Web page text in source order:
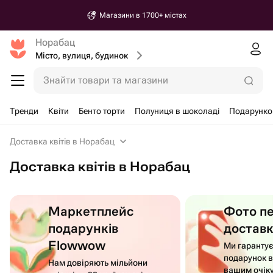
Магазини в 1700+ містах
Норабац
Місто, вулиця, будинок
Знайти товари та магазини
Тренди Квіти Бенто торти Полуниця в шоколаді
Доставка квітів в Норабац
Доставка квітів в Норабац
Маркетплейс
подарунків
Flowwow
Нам довіряють мільйони
Фото
Ми
подарунок
вашим